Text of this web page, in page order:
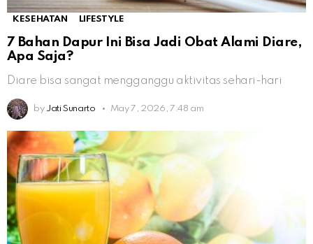
KESEHATAN LIFESTYLE
7 Bahan Dapur Ini Bisa Jadi Obat Alami Diare,
Apa Saja?
Diare bisa sangat mengganggu aktivitas sehari-hari
by Jati Sunarto May 7, 2026, 7:48 am